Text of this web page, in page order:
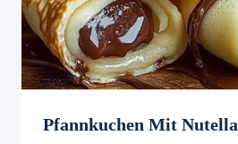
Pfannkuchen Mit Nutella